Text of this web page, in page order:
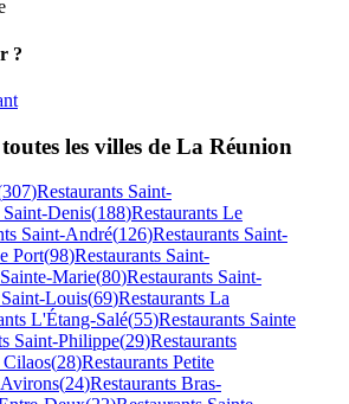
?
les villes de La Réunion
307)Restaurants Saint-
Saint-Denis(188)Restaurants Le
Saint-André(126)Restaurants Saint-
Port(98)Restaurants Saint-
Sainte-Marie(80)Restaurants Saint-
Saint-Louis(69)Restaurants La
L'Étang-Salé(55)Restaurants Sainte
Saint-Philippe(29)Restaurants
Cilaos(28)Restaurants Petite
(24)Restaurants Bras-